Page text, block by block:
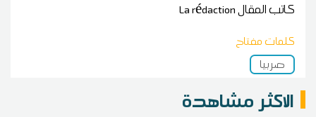
كاتب المقالLa rédaction
كلمات مفتاح
صربيا
الاكثر مشاهدة